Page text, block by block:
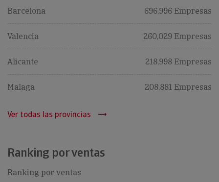
Barcelona 696,996 Empresas
Valencia 260,029 Empresas
Alicante 218,998 Empresas
Malaga 208,881 Empresas
Ver todas las provincias
Ranking por ventas
Ranking por ventas